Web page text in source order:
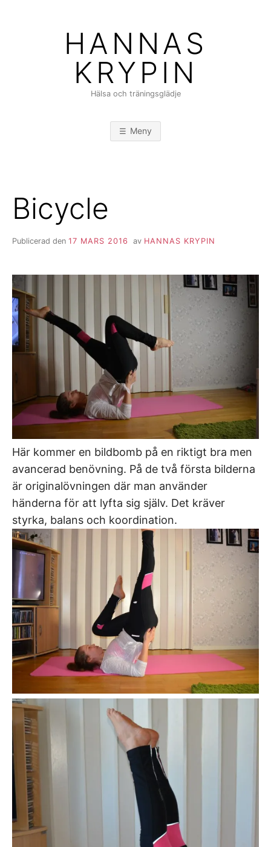
HANNAS
KRYPIN
Hälsa och träningsglädje
Meny
Bicycle
Publicerad den 17 MARS 2016 av HANNAS KRYPIN
Här kommer en bildbomb på en riktigt bra men
avancerad benövning. På de två första bilderna
är originalövningen där man använder
händerna för att lyfta sig själv. Det kräver
styrka, balans och koordination.